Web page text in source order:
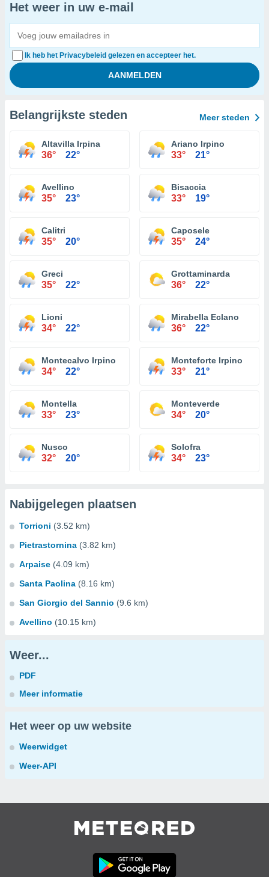
Het weer in uw e-mail
Ik heb het Privacybeleid gelezen en accepteer het.
Belangrijkste steden Meer steden
Altavilla Irpina
36° 22°
Ariano Irpino
33° 21°
Avellino
35° 23°
Bisaccia
33° 19°
Calitri
35° 20°
Caposele
35° 24°
Greci
35° 22°
Grottaminarda
36° 22°
Lioni
34° 22°
Mirabella Eclano
36° 22°
Montecalvo Irpino
34° 22°
Monteforte Irpino
33° 21°
Montella
33° 23°
Monteverde
34° 20°
Nusco
32° 20°
Solofra
34° 23°
Nabijgelegen plaatsen
Torrioni (3.52 km)
Pietrastornina (3.82 km)
Arpaise (4.09 km)
Santa Paolina (8.16 km)
San Giorgio del Sannio (9.6 km)
Avellino (10.15 km)
Weer...
PDF
Meer informatie
Het weer op uw website
Weerwidget
Weer-API